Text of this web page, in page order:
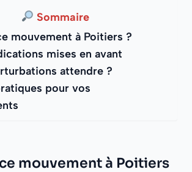
Sommaire
mouvement à Poitiers ?
mises en avant
attendre ?
pour vos
mouvement à Poitiers